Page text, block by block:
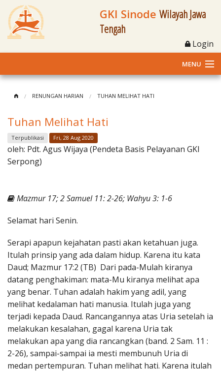
GKI Sinode Wilayah Jawa
Tengah
Login
MENU
Klasis dan Jemaat
Berita Kegiatan
Materi
RENUNGAN HARIAN TUHAN MELIHAT HATI
Tuhan Melihat Hati
Terpublikasi Fri, 28 Aug 2020
oleh: Pdt. Agus Wijaya (Pendeta Basis Pelayanan GKI
Serpong)
Mazmur 17; 2 Samuel 11: 2-26; Wahyu 3: 1-6
Selamat hari Senin.
Serapi apapun kejahatan pasti akan ketahuan juga.
Itulah prinsip yang ada dalam hidup. Karena itu kata
Daud; Mazmur 17:2 (TB) Dari pada-Mulah kiranya
datang penghakiman: mata-Mu kiranya melihat apa
yang benar. Tuhan adalah hakim yang adil, yang
melihat kedalaman hati manusia. Itulah juga yang
terjadi kepada Daud. Rancangannya atas Uria setelah ia
melakukan kesalahan, gagal karena Uria tak
melakukan apa yang dia rancangkan (band. 2 Sam. 11 :
2-26), sampai-sampai ia mesti membunuh Uria di
medan pertempuran. Tuhan melihat hati. Karena itulah